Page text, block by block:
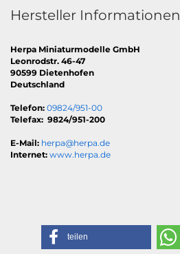
Hersteller Informationen
Herpa Miniaturmodelle GmbH
Leonrodstr. 46-47
90599 Dietenhofen
Deutschland
Telefon: 09824/951-00
Telefax: 9824/951-200
E-Mail: herpa@herpa.de
Internet: www.herpa.de
teilen